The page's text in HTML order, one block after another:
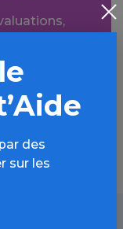
des
sur les